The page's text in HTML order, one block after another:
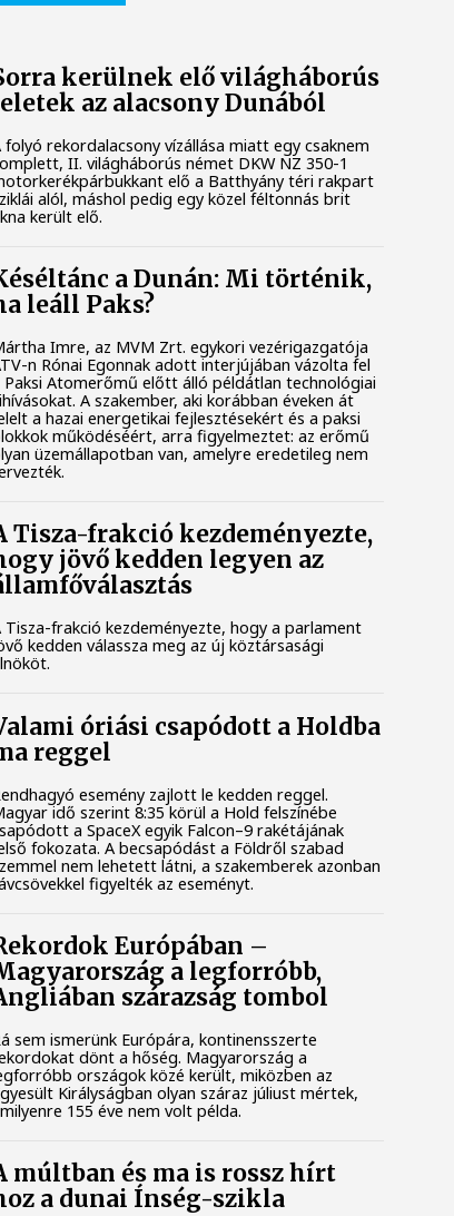
kerülnek elő világháborús
az alacsony Dunából
folyó rekordalacsony vízállása miatt egy csaknem
II. világháborús német DKW NZ 350-1
elő a Batthyány téri rakpart
alól, máshol pedig egy közel féltonnás brit
került elő.
a Dunán: Mi történik,
leáll Paks?
Imre, az MVM Zrt. egykori vezérigazgatója
n Rónai Egonnak adott interjújában vázolta fel
Paksi Atomerőmű előtt álló példátlan technológiai
A szakember, aki korábban éveken át
a hazai energetikai fejlesztésekért és a paksi
működéséért, arra figyelmeztet: az erőmű
üzemállapotban van, amelyre eredetileg nem
Tisza-frakció kezdeményezte,
jövő kedden legyen az
Tisza-frakció kezdeményezte, hogy a parlament
kedden válassza meg az új köztársasági
óriási csapódott a Holdba
reggel
esemény zajlott le kedden reggel.
idő szerint 8:35 körül a Hold felszínébe
a SpaceX egyik Falcon–9 rakétájának
fokozata. A becsapódást a Földről szabad
nem lehetett látni, a szakemberek azonban
figyelték az eseményt.
Európában –
a legforróbb,
szárazság tombol
sem ismerünk Európára, kontinensszerte
dönt a hőség. Magyarország a
országok közé került, miközben az
Királyságban olyan száraz júliust mértek,
155 éve nem volt példa.
múltban és ma is rossz hírt
a dunai Ínség-szikla